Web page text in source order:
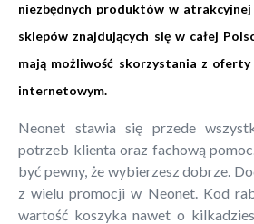
niezbędnych produktów w
sklepów znajdujących się w całej
mają możliwość skorzystania z
internetowym.
Neonet stawia się przede
potrzeb klienta oraz fachową
być pewny, że wybierzesz dobrze.
z wielu promocji w Neonet. Kod
wartość koszyka nawet o